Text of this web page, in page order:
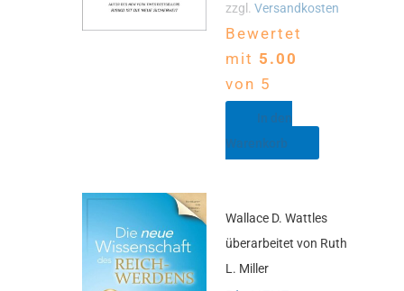
zzgl. Versandkosten
Bewertet
mit 5.00
von 5
In den
Warenkorb
Wallace D. Wattles
überarbeitet von Ruth
L. Miller